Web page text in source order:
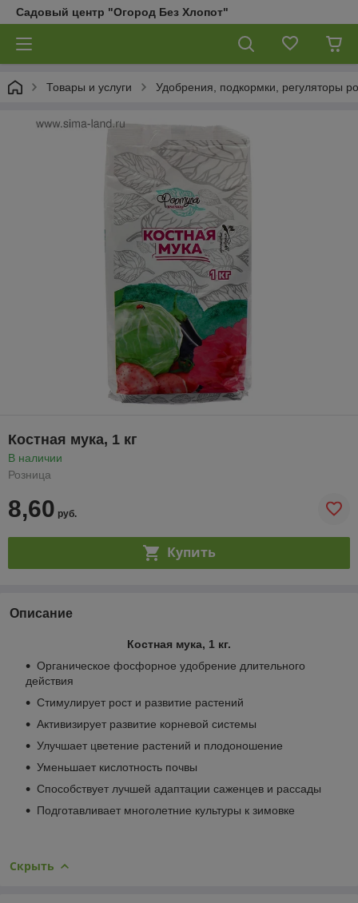
Садовый центр "Огород Без Хлопот"
Товары и услуги Удобрения, подкормки, регуляторы
Костная мука, 1 кг
В наличии
Розница
8,60 руб.
Купить
Описание
Костная мука, 1 кг.
Органическое фосфорное удобрение длительного
действия
Стимулирует рост и развитие растений
Активизирует развитие корневой системы
Улучшает цветение растений и плодоношение
Уменьшает кислотность почвы
Способствует лучшей адаптации саженцев и рассады
Подготавливает многолетние культуры к зимовке
Скрыть